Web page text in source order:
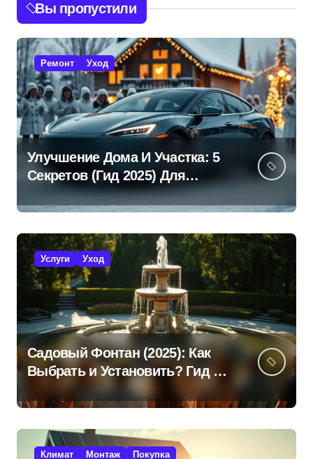
Вы пропустили
Ремонт Уход
Улучшение Дома И Участка: 5
Секретов (Гид 2025) Для
Эффективной Работы!
Услуги Уход
Садовый Фонтан (2025): Как
Выбрать и Установить? Гид +
Советы!
Климат Монтаж Покупка